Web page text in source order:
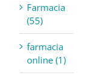
Farmacia
(55)
farmacia
online (1)